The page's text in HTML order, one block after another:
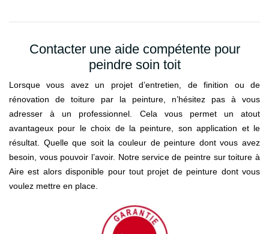
Contacter une aide compétente pour
peindre soin toit
Lorsque vous avez un projet d’entretien, de finition ou de
rénovation de toiture par la peinture, n’hésitez pas à vous
adresser à un professionnel. Cela vous permet un atout
avantageux pour le choix de la peinture, son application et le
résultat. Quelle que soit la couleur de peinture dont vous avez
besoin, vous pouvoir l’avoir. Notre service de peintre sur toiture à
Aire est alors disponible pour tout projet de peinture dont vous
voulez mettre en place.